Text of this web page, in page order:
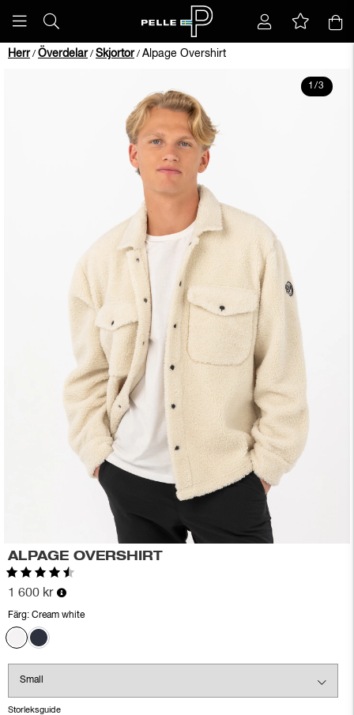
Herr/ Överdelar/ Skjortor/ Alpage Overshirt
1/3
ALPAGE OVERSHIRT
Betyg:
1 600 kr
Färg: Cream white
Storleksguide